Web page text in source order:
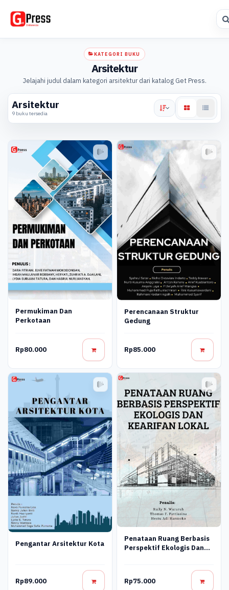
KATEGORI BUKU
Arsitektur
Jelajahi judul dalam kategori arsitektur dari katalog Get Press.
Arsitektur
9 buku tersedia
Permukiman Dan
Perkotaan
Rp80.000
Perencanaan Struktur
Gedung
Rp85.000
Pengantar Arsitektur Kota
Rp89.000
Penataan Ruang Berbasis
Perspektif Ekologis Dan
Rp75.000